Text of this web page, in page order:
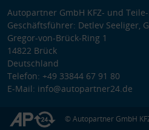
Autopartner GmbH KFZ- und
Geschäftsführer: Detlev Seeliger,
Gregor-von-Brück-Ring 1
14822 Brück
Deutschland
Telefon: +49 33844 67 91 80
E-Mail: info@autopartner24.de
© Autopartner GmbH